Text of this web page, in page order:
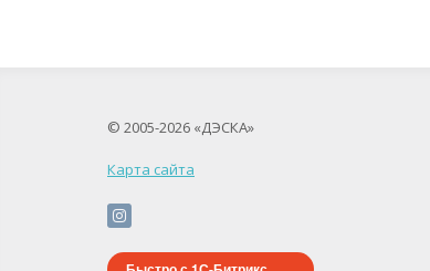
© 2005-2026 «ДЭСКА»
Карта сайта